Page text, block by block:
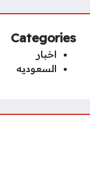
Categories
اخبار
السعوديه